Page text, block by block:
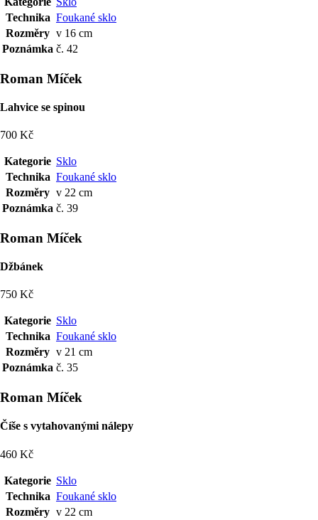
Technika Foukané sklo
Rozměry v 16 cm
Poznámka č. 42
Roman Míček
Lahvice se spinou
700 Kč
Kategorie Sklo
Technika Foukané sklo
Rozměry v 22 cm
Poznámka č. 39
Roman Míček
Džbánek
750 Kč
Kategorie Sklo
Technika Foukané sklo
Rozměry v 21 cm
Poznámka č. 35
Roman Míček
Číše s vytahovanými nálepy
460 Kč
Kategorie Sklo
Technika Foukané sklo
Rozměry v 22 cm